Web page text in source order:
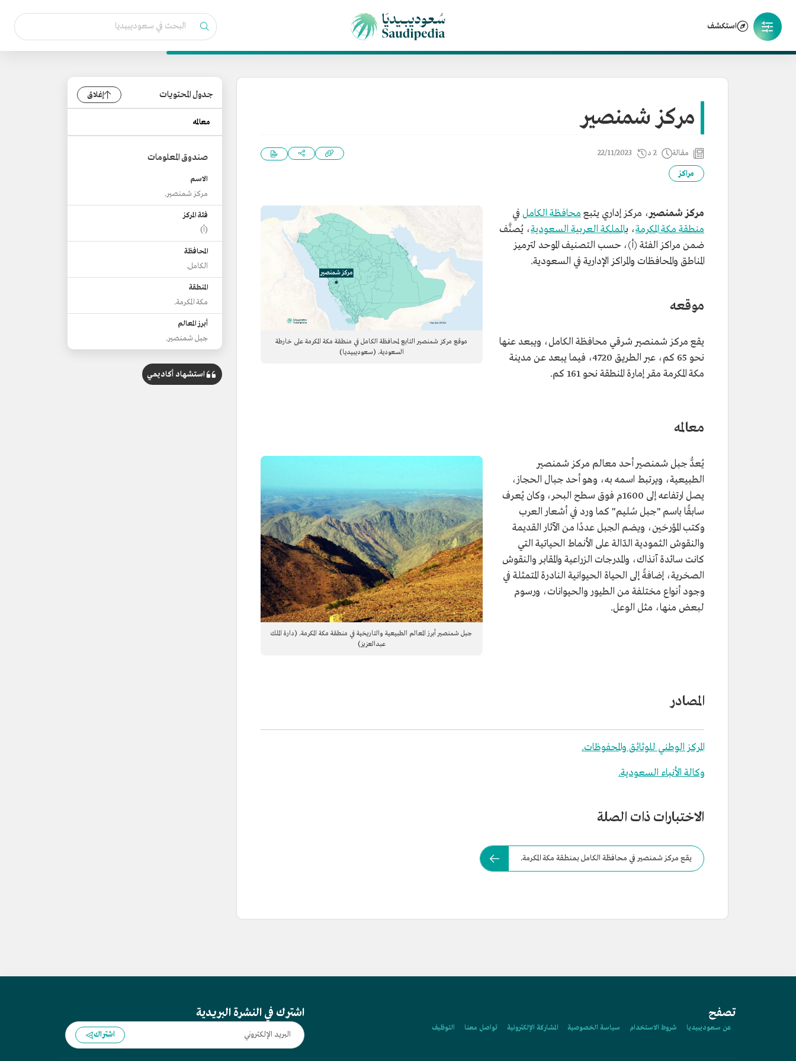
استكشف
مركز شمنصير
مقالة 2 د 22/11/2023
مراكز
موقع مركز شمنصير التابع لمحافظة الكامل في منطقة مكة المكرمة على خارطة
السعودية. (سعوديبيديا)
مركز شمنصير، مركز إداري يتبع محافظة الكامل في
منطقة مكة المكرمة، بالمملكة العربية السعودية، يُصنَّف
ضمن مراكز الفئة (أ)، حسب التصنيف الموحد لترميز
المناطق والمحافظات والمراكز الإدارية في السعودية.
موقعه
يقع مركز شمنصير شرقي محافظة الكامل، ويبعد عنها
نحو 65 كم، عبر الطريق 4720، فيما يبعد عن مدينة
مكة المكرمة مقر إمارة المنطقة نحو 161 كم.
معالمه
جبل شمنصير أبرز المعالم الطبيعية والتاريخية في منطقة مكة المكرمة. (دارة الملك
عبدالعزيز)
يُعدُّ جبل شمنصير أحد معالم مركز شمنصير
الطبيعية، ويرتبط اسمه به، وهو أحد جبال الحجاز،
يصل ارتفاعه إلى 1600م فوق سطح البحر، وكان يُعرف
سابقًا باسم "جبل سُليم" كما ورد في أشعار العرب
وكتب المؤرخين، ويضم الجبل عددًا من الآثار القديمة
والنقوش الثمودية الدّالة على الأنماط الحياتية التي
كانت سائدة آنذاك، والمدرجات الزراعية والمقابر والنقوش
الصخرية، إضافةً إلى الحياة الحيوانية النادرة المتمثلة في
وجود أنواع مختلفة من الطيور والحيوانات، ورسوم
لبعض منها، مثل الوعل.
المصادر
المركز الوطني للوثائق والمحفوظات.
وكالة الأنباء السعودية.
الاختبارات ذات الصلة
يقع مركز شمنصير في محافظة الكامل بمنطقة مكة المكرمة.
جدول المحتويات إغلاق
معالمه
صندوق المعلومات
الاسم
مركز شمنصير.
فئة المركز
(أ)
المحافظة
الكامل.
المنطقة
مكة المكرمة.
أبرز المعالم
جبل شمنصير.
استشهاد أكاديمي
تصفح
عن سعوديبيديا شروط الاستخدام سياسة الخصوصية المشاركة الإلكترونية تواصل معنا التوظيف
اشترك في النشرة البريدية
اشتراك